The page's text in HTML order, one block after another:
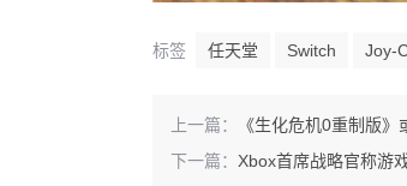
标签 任天堂 Switch Joy-
上一篇：
《生化危机0重制版
下一篇： Xbox首席战略官称游